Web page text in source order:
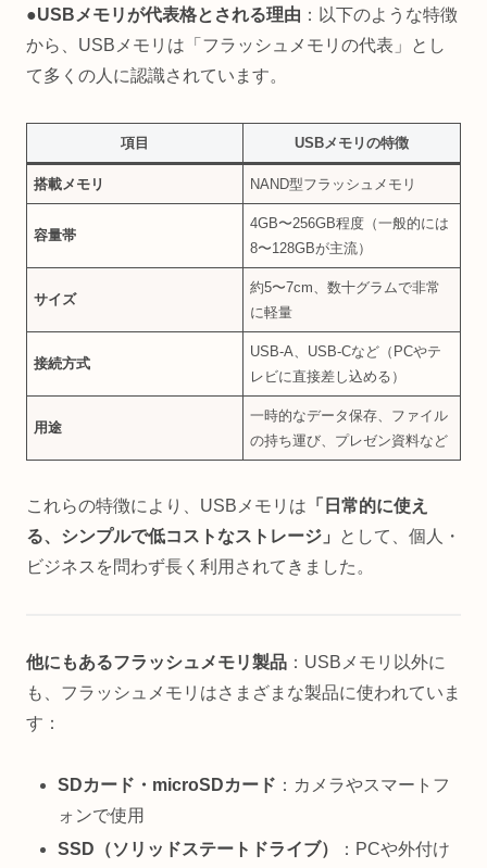
●USBメモリが代表格とされる理由 ：以下のような特徴
から、USBメモリは「フラッシュメモリの代表」とし
て多くの人に認識されています。
項目 USBメモリの特徴
搭載メモリ NAND型フラッシュメモリ
容量帯
4GB〜256GB程度（一般的には
8〜128GBが主流）
サイズ
約5〜7cm、数十グラムで非常
に軽量
接続方式
USB-A、USB-Cなど（PCやテ
レビに直接差し込める）
用途
一時的なデータ保存、ファイル
の持ち運び、プレゼン資料など
これらの特徴により、USBメモリは 「日常的に使え
る、シンプルで低コストなストレージ」
として、個人・
ビジネスを問わず長く利用されてきました。
他にもあるフラッシュメモリ製品 ：USBメモリ以外に
も、フラッシュメモリはさまざまな製品に使われていま
す：
SDカード・microSDカード ：カメラやスマートフ
ォンで使用
SSD（ソリッドステートドライブ）
：PCや外付け